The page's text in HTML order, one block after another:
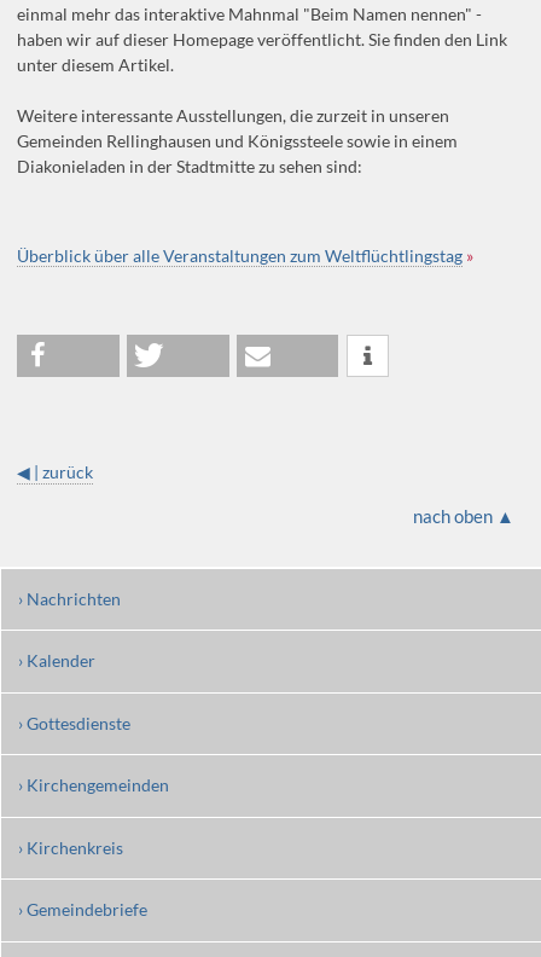
einmal mehr das interaktive Mahnmal "Beim Namen nennen" -
haben wir auf dieser Homepage veröffentlicht. Sie finden den Link
unter diesem Artikel.
Weitere interessante Ausstellungen, die zurzeit in unseren
Gemeinden Rellinghausen und Königssteele sowie in einem
Diakonieladen in der Stadtmitte zu sehen sind:
Überblick über alle Veranstaltungen zum Weltflüchtlingstag »
◀ | zurück
nach oben ▲
› Nachrichten
› Kalender
› Gottesdienste
› Kirchengemeinden
› Kirchenkreis
› Gemeindebriefe